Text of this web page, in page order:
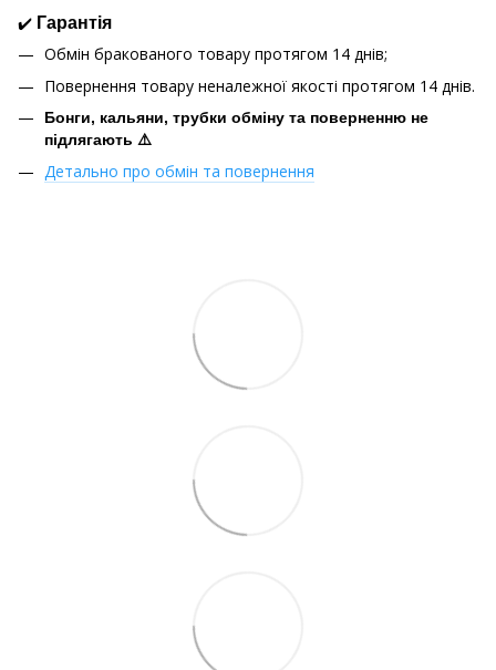
✔️ Гарантія
Обмін бракованого товару протягом 14 днів;
Повернення товару неналежної якості протягом 14 днів.
Бонги, кальяни, трубки обміну та поверненню не
підлягають ⚠️
Детально про обмін та повернення